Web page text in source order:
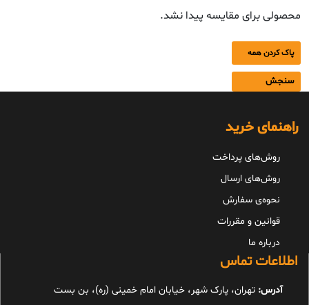
محصولی برای مقایسه پیدا نشد.
پاک کردن همه
سنجش
راهنمای خرید
روش‌های پرداخت
روش‌های ارسال
نحوه‌ی سفارش
قوانین و مقررات
درباره ما
اطلاعات تماس
آدرس: تهران، پارک شهر، خیابان امام خمینی (ره)، بن بست